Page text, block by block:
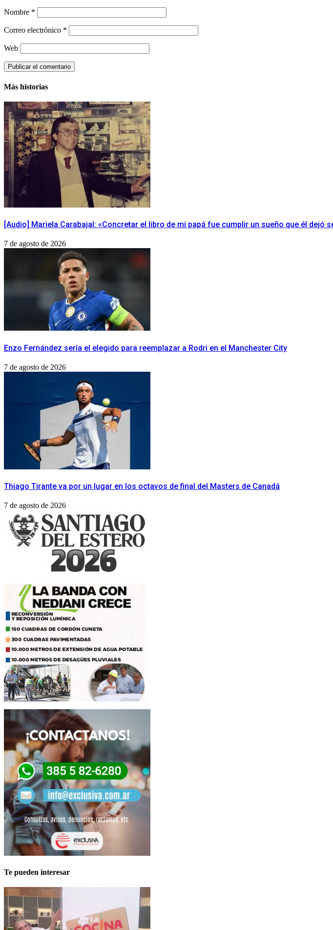
Nombre *
Correo electrónico *
Web
Más historias
[Audio] Mariela Carabajal: «Concretar el libro de mi papá fue cumplir un sueño que él dejó
7 de agosto de 2026
Enzo Fernández sería el elegido para reemplazar a Rodri en el Manchester City
7 de agosto de 2026
Thiago Tirante va por un lugar en los octavos de final del Masters de Canadá
7 de agosto de 2026
Te pueden interesar